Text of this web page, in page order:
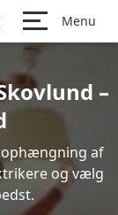
Menu
–
ophængning af
og vælg